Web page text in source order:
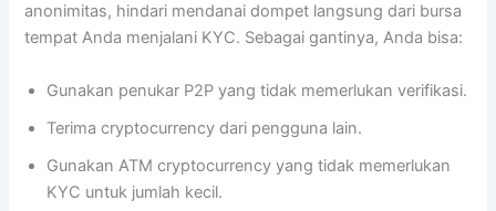
anonimitas, hindari mendanai dompet langsung dari bursa
tempat Anda menjalani KYC. Sebagai gantinya, Anda bisa:
Gunakan penukar P2P yang tidak memerlukan verifikasi.
Terima cryptocurrency dari pengguna lain.
Gunakan ATM cryptocurrency yang tidak memerlukan
KYC untuk jumlah kecil.